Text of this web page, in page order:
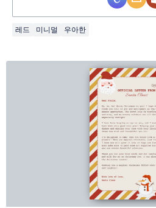
레드 미니멀 우아한